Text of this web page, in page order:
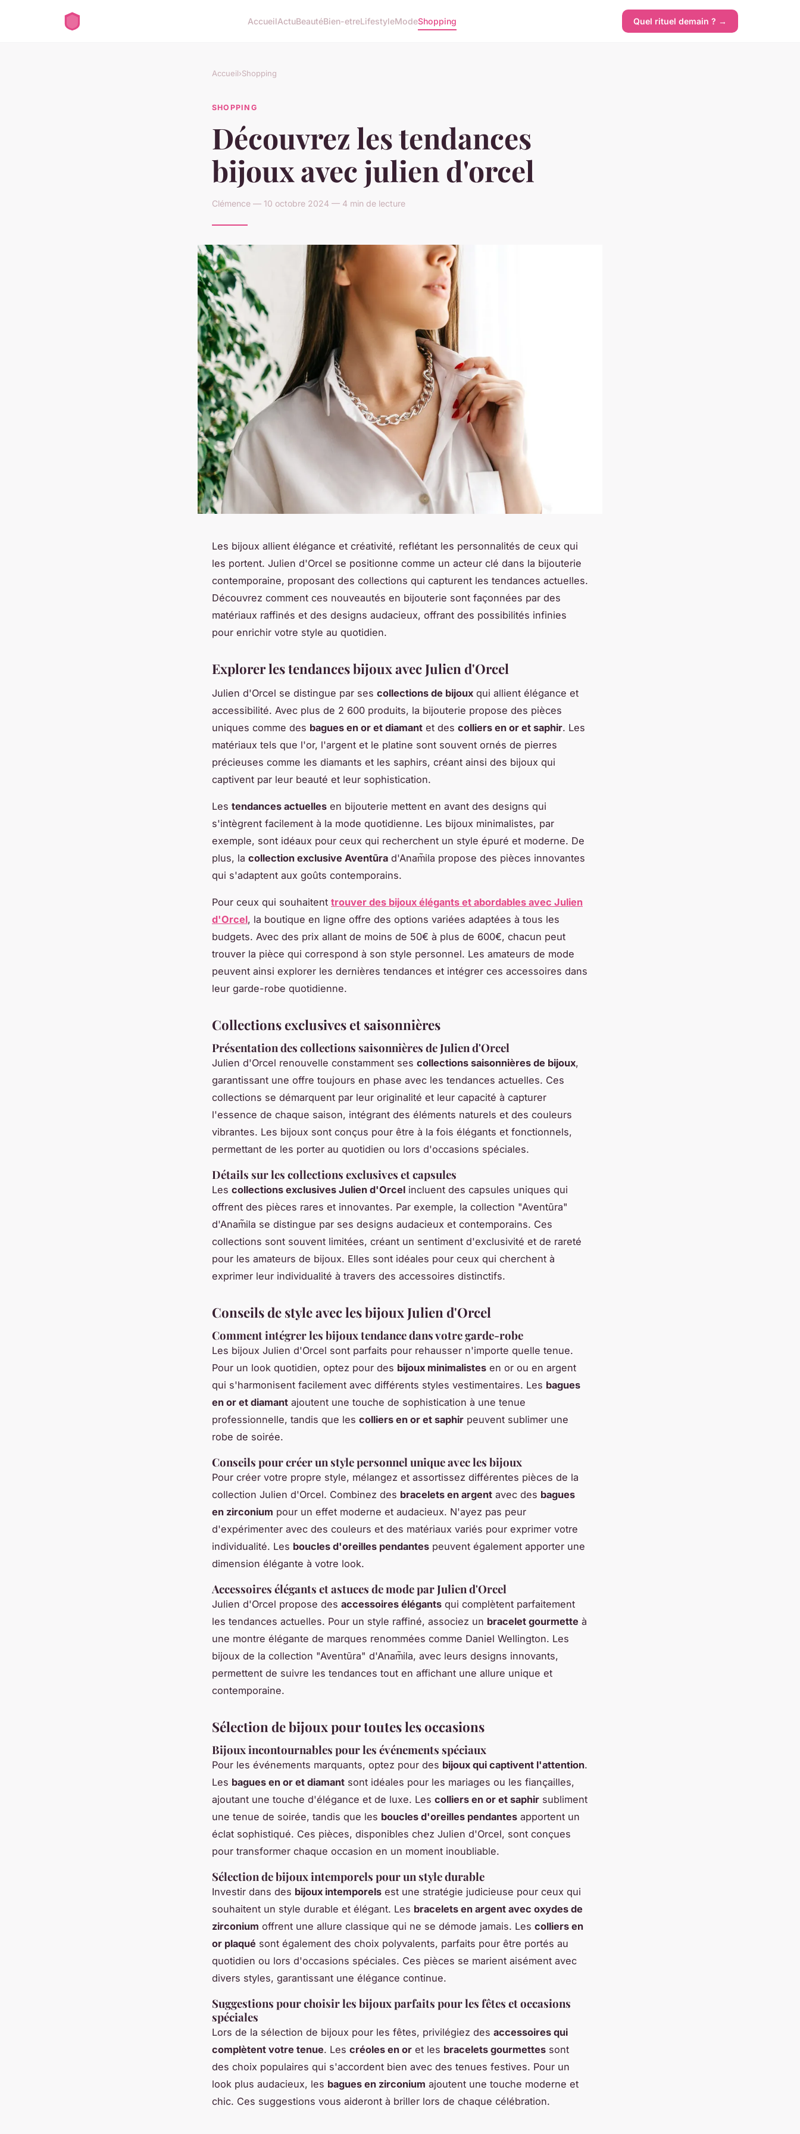
AccueilActuBeautéBien-etreLifestyleModeShopping Quel rituel demain ? →
Accueil›Shopping
SHOPPING
Découvrez les tendances
bijoux avec julien d'orcel
Clémence — 10 octobre 2024 — 4 min de lecture
Les bijoux allient élégance et créativité, reflétant les personnalités de ceux qui
les portent. Julien d'Orcel se positionne comme un acteur clé dans la bijouterie
contemporaine, proposant des collections qui capturent les tendances actuelles.
Découvrez comment ces nouveautés en bijouterie sont façonnées par des
matériaux raffinés et des designs audacieux, offrant des possibilités infinies
pour enrichir votre style au quotidien.
Explorer les tendances bijoux avec Julien d'Orcel
Julien d'Orcel se distingue par ses collections de bijoux qui allient élégance et
accessibilité. Avec plus de 2 600 produits, la bijouterie propose des pièces
uniques comme des bagues en or et diamant et des colliers en or et saphir. Les
matériaux tels que l'or, l'argent et le platine sont souvent ornés de pierres
précieuses comme les diamants et les saphirs, créant ainsi des bijoux qui
captivent par leur beauté et leur sophistication.
Les tendances actuelles en bijouterie mettent en avant des designs qui
s'intègrent facilement à la mode quotidienne. Les bijoux minimalistes, par
exemple, sont idéaux pour ceux qui recherchent un style épuré et moderne. De
plus, la collection exclusive Aventũra d'Anam̃ila propose des pièces innovantes
qui s'adaptent aux goûts contemporains.
Pour ceux qui souhaitent trouver des bijoux élégants et abordables avec Julien
d'Orcel, la boutique en ligne offre des options variées adaptées à tous les
budgets. Avec des prix allant de moins de 50€ à plus de 600€, chacun peut
trouver la pièce qui correspond à son style personnel. Les amateurs de mode
peuvent ainsi explorer les dernières tendances et intégrer ces accessoires dans
leur garde-robe quotidienne.
Collections exclusives et saisonnières
Présentation des collections saisonnières de Julien d'Orcel
Julien d'Orcel renouvelle constamment ses collections saisonnières de bijoux,
garantissant une offre toujours en phase avec les tendances actuelles. Ces
collections se démarquent par leur originalité et leur capacité à capturer
l'essence de chaque saison, intégrant des éléments naturels et des couleurs
vibrantes. Les bijoux sont conçus pour être à la fois élégants et fonctionnels,
permettant de les porter au quotidien ou lors d'occasions spéciales.
Détails sur les collections exclusives et capsules
Les collections exclusives Julien d'Orcel incluent des capsules uniques qui
offrent des pièces rares et innovantes. Par exemple, la collection "Aventũra"
d'Anam̃ila se distingue par ses designs audacieux et contemporains. Ces
collections sont souvent limitées, créant un sentiment d'exclusivité et de rareté
pour les amateurs de bijoux. Elles sont idéales pour ceux qui cherchent à
exprimer leur individualité à travers des accessoires distinctifs.
Conseils de style avec les bijoux Julien d'Orcel
Comment intégrer les bijoux tendance dans votre garde-robe
Les bijoux Julien d'Orcel sont parfaits pour rehausser n'importe quelle tenue.
Pour un look quotidien, optez pour des bijoux minimalistes en or ou en argent
qui s'harmonisent facilement avec différents styles vestimentaires. Les bagues
en or et diamant ajoutent une touche de sophistication à une tenue
professionnelle, tandis que les colliers en or et saphir peuvent sublimer une
robe de soirée.
Conseils pour créer un style personnel unique avec les bijoux
Pour créer votre propre style, mélangez et assortissez différentes pièces de la
collection Julien d'Orcel. Combinez des bracelets en argent avec des bagues
en zirconium pour un effet moderne et audacieux. N'ayez pas peur
d'expérimenter avec des couleurs et des matériaux variés pour exprimer votre
individualité. Les boucles d'oreilles pendantes peuvent également apporter une
dimension élégante à votre look.
Accessoires élégants et astuces de mode par Julien d'Orcel
Julien d'Orcel propose des accessoires élégants qui complètent parfaitement
les tendances actuelles. Pour un style raffiné, associez un bracelet gourmette à
une montre élégante de marques renommées comme Daniel Wellington. Les
bijoux de la collection "Aventũra" d'Anam̃ila, avec leurs designs innovants,
permettent de suivre les tendances tout en affichant une allure unique et
contemporaine.
Sélection de bijoux pour toutes les occasions
Bijoux incontournables pour les événements spéciaux
Pour les événements marquants, optez pour des bijoux qui captivent l'attention.
Les bagues en or et diamant sont idéales pour les mariages ou les fiançailles,
ajoutant une touche d'élégance et de luxe. Les colliers en or et saphir subliment
une tenue de soirée, tandis que les boucles d'oreilles pendantes apportent un
éclat sophistiqué. Ces pièces, disponibles chez Julien d'Orcel, sont conçues
pour transformer chaque occasion en un moment inoubliable.
Sélection de bijoux intemporels pour un style durable
Investir dans des bijoux intemporels est une stratégie judicieuse pour ceux qui
souhaitent un style durable et élégant. Les bracelets en argent avec oxydes de
zirconium offrent une allure classique qui ne se démode jamais. Les colliers en
or plaqué sont également des choix polyvalents, parfaits pour être portés au
quotidien ou lors d'occasions spéciales. Ces pièces se marient aisément avec
divers styles, garantissant une élégance continue.
Suggestions pour choisir les bijoux parfaits pour les fêtes et occasions
spéciales
Lors de la sélection de bijoux pour les fêtes, privilégiez des accessoires qui
complètent votre tenue. Les créoles en or et les bracelets gourmettes sont
des choix populaires qui s'accordent bien avec des tenues festives. Pour un
look plus audacieux, les bagues en zirconium ajoutent une touche moderne et
chic. Ces suggestions vous aideront à briller lors de chaque célébration.